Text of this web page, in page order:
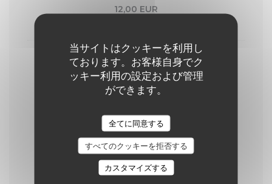
当サイトはクッキーを利用し
ております。お客様自身でク
ッキー利用の設定および管理
ができます。
全てに同意する
すべてのクッキーを拒否する
カスタマイズする
12,00 EUR
Nikka - The Barrel (51,4°)
11,00 EUR
4 Cl
LES RHUMS
4 cl